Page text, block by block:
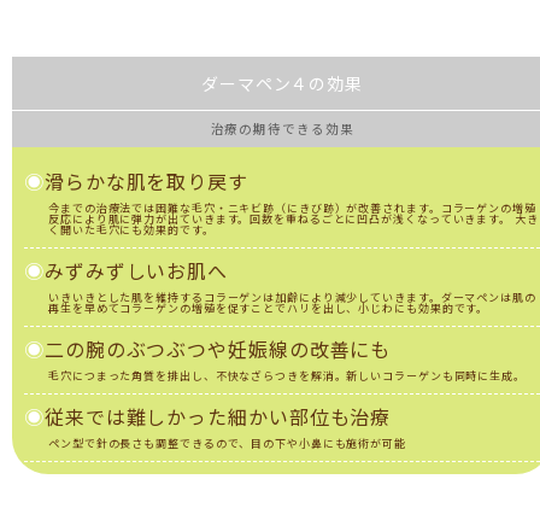
ダーマペン４の効果
治療の期待できる効果
◉滑らかな肌を取り戻す
今までの治療法では困難な毛穴・ニキビ跡（にきび跡）が改善されます。コラーゲンの増殖
反応により肌に弾力が出ていきます。回数を重ねるごとに凹凸が浅くなっていきます。 大き
く開いた毛穴にも効果的です。
◉みずみずしいお肌へ
いきいきとした肌を維持するコラーゲンは加齢により減少していきます。ダーマペンは肌の
再生を早めてコラーゲンの増殖を促すことでハリを出し、小じわにも効果的です。
◉二の腕のぶつぶつや妊娠線の改善にも
毛穴につまった角質を排出し、不快なざらつきを解消。新しいコラーゲンも同時に生成。
◉従来では難しかった細かい部位も治療
ペン型で針の長さも調整できるので、目の下や小鼻にも施術が可能